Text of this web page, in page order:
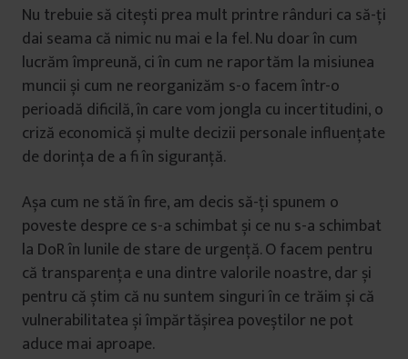
Nu trebuie să citești prea mult printre rânduri ca să-ți
dai seama că nimic nu mai e la fel. Nu doar în cum
lucrăm împreună, ci în cum ne raportăm la misiunea
muncii și cum ne reorganizăm s-o facem într-o
perioadă dificilă, în care vom jongla cu incertitudini, o
criză economică și multe decizii personale influențate
de dorința de a fi în siguranță.
Așa cum ne stă în fire, am decis să-ți spunem o
poveste despre ce s-a schimbat și ce nu s-a schimbat
la DoR în lunile de stare de urgență. O facem pentru
că transparența e una dintre valorile noastre, dar și
pentru că știm că nu suntem singuri în ce trăim și că
vulnerabilitatea și împărtășirea poveștilor ne pot
aduce mai aproape.